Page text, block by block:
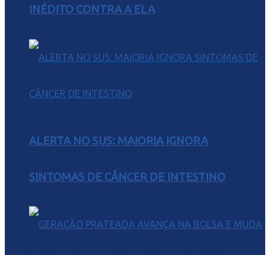
INÉDITO CONTRA A ELA
ALERTA NO SUS: MAIORIA IGNORA
SINTOMAS DE CÂNCER DE INTESTINO